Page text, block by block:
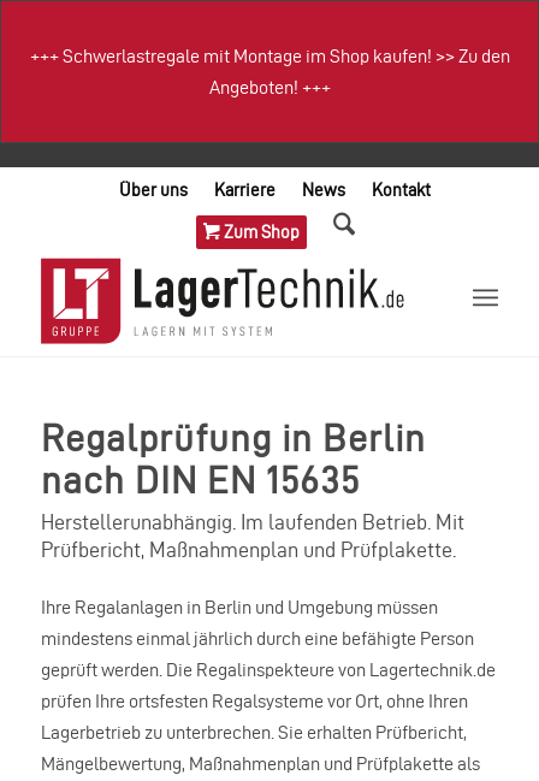
+++Schwerlastregale mit Montage im Shop kaufen! >>Zu den
Angeboten! +++
Über uns Karriere News Kontakt
Zum Shop
Regalprüfung in Berlin
nach DIN EN 15635
Herstellerunabhängig. Im laufenden Betrieb. Mit
Prüfbericht, Maßnahmenplan und Prüfplakette.
Ihre Regalanlagen in Berlin und Umgebung müssen
mindestens einmal jährlich durch eine befähigte Person
geprüft werden. Die Regalinspekteure von Lagertechnik.de
prüfen Ihre ortsfesten Regalsysteme vor Ort, ohne Ihren
Lagerbetrieb zu unterbrechen. Sie erhalten Prüfbericht,
Mängelbewertung, Maßnahmenplan und Prüfplakette als